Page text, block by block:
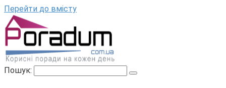
Перейти до вмісту
Пошук: